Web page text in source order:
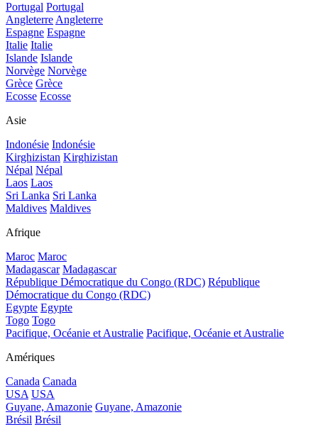
Portugal Portugal
AngleterreAngleterre
Espagne Espagne
Italie Italie
Islande Islande
Norvège Norvège
Grèce Grèce
Ecosse Ecosse
Asie
Indonésie Indonésie
Kirghizistan Kirghizistan
Népal Népal
Laos Laos
Sri Lanka Sri Lanka
Maldives Maldives
Afrique
Maroc Maroc
Madagascar Madagascar
République Démocratique du Congo (RDC) République
Démocratique du Congo (RDC)
Egypte Egypte
Togo Togo
Pacifique, Océanie et Australie Pacifique, Océanie et Australie
Amériques
Canada Canada
USA USA
Guyane, Amazonie Guyane, Amazonie
Brésil Brésil